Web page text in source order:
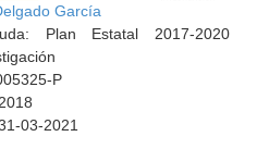
García
Plan Estatal 2017-2020
P
03-2021